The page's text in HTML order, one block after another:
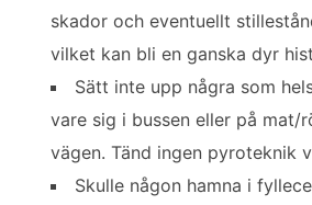
skador och eventuellt
vilket kan bli en ganska dyr
Sätt inte upp några som
vare sig i bussen eller på mat/
vägen. Tänd ingen pyroteknik
Skulle någon hamna i